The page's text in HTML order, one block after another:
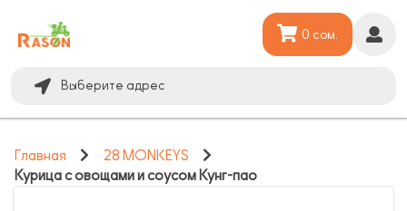
Выберите адрес
0 сом.
Главная
28 MONKEYS
Курица с овощами и соусом Кунг-пао